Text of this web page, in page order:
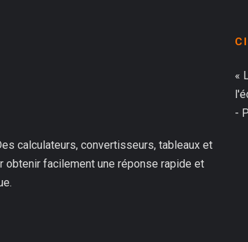
calculateurs, convertisseurs, tableaux et
obtenir facilement une réponse rapide et
«
-